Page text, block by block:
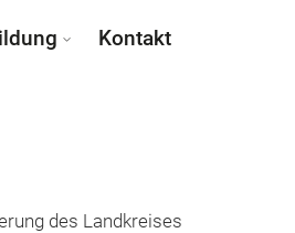
Kontakt
des Landkreises